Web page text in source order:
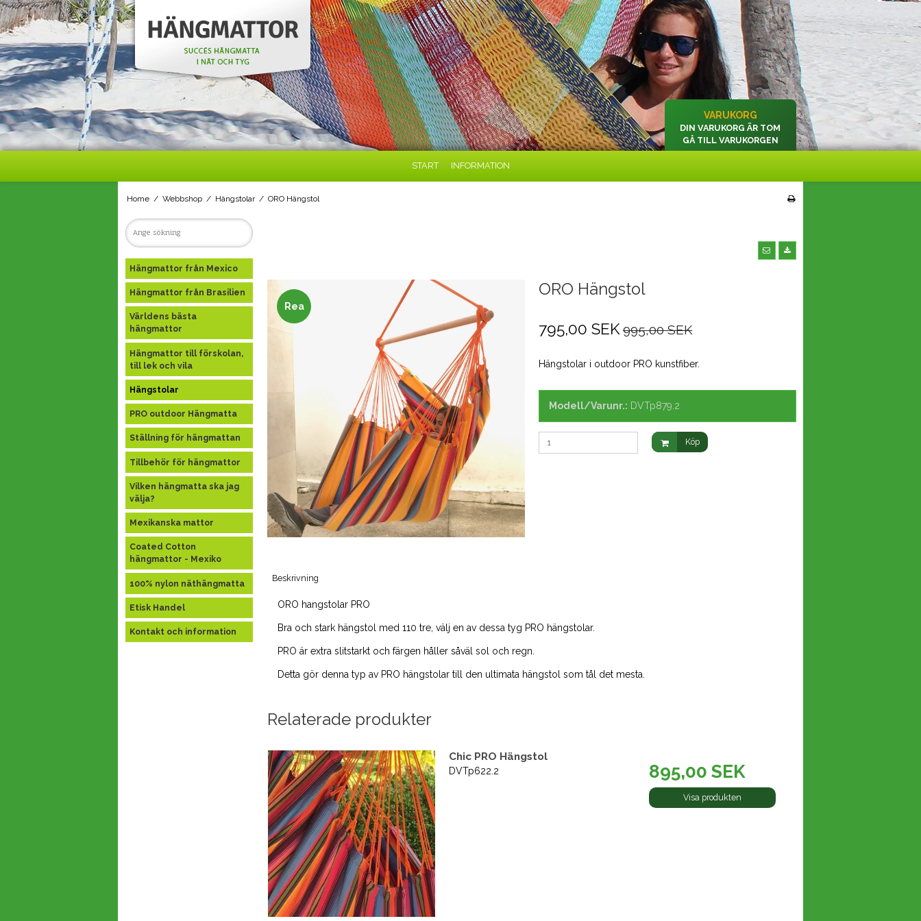
VARUKORG
DIN VARUKORG ÄR TOM
GÅ TILL VARUKORGEN
START INFORMATION
Home / Webbshop / Hängstolar / ORO Hängstol
Hängmattor från Mexico
Hängmattor från Brasilien
Världens bästa
hängmattor
Hängmattor till förskolan,
till lek och vila
Hängstolar
PRO outdoor Hängmatta
Ställning för hängmattan
Tillbehör för hängmattor
Vilken hängmatta ska jag
välja?
Mexikanska mattor
Coated Cotton
hängmattor - Mexiko
100% nylon näthängmatta
Etisk Handel
Kontakt och information
Rea
ORO Hängstol
795,00 SEK 995,00 SEK
Hängstolar i outdoor PRO kunstfiber.
Modell/Varunr.: DVTp879.2
Köp
Beskrivning
ORO hangstolar PRO
Bra och stark hängstol med 110 tre, välj en av dessa tyg PRO hängstolar.
PRO är extra slitstarkt och färgen håller såväl sol och regn.
Detta gör denna typ av PRO hängstolar till den ultimata hängstol som tål det mesta.
Relaterade produkter
Chic PRO Hängstol
DVTp622.2 895,00 SEK
Visa produkten